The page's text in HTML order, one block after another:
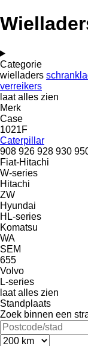
Categorie
wielladers
verreikers
laat alles zien
Merk
Case
1021F
Caterpillar
908 926 928 930
Fiat-Hitachi
W-series
Hitachi
ZW
Hyundai
HL-series
Komatsu
WA
SEM
655
Volvo
L-series
laat alles zien
Standplaats
Zoek binnen een